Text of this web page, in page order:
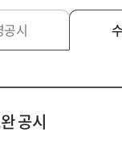
공시
공시